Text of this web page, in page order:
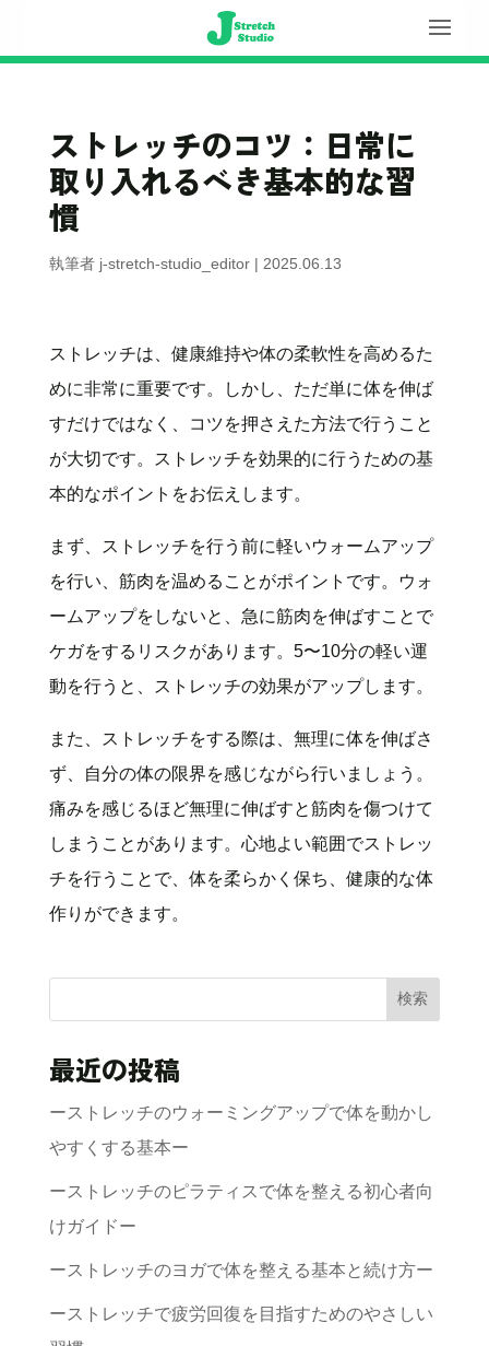
ストレッチのコツ：日常に
取り入れるべき基本的な習
慣
執筆者 j-stretch-studio_editor| 2025.06.13
ストレッチは、健康維持や体の柔軟性を高めるた
めに非常に重要です。しかし、ただ単に体を伸ば
すだけではなく、コツを押さえた方法で行うこと
が大切です。ストレッチを効果的に行うための基
本的なポイントをお伝えします。
まず、ストレッチを行う前に軽いウォームアップ
を行い、筋肉を温めることがポイントです。ウォ
ームアップをしないと、急に筋肉を伸ばすことで
ケガをするリスクがあります。5〜10分の軽い運
動を行うと、ストレッチの効果がアップします。
また、ストレッチをする際は、無理に体を伸ばさ
ず、自分の体の限界を感じながら行いましょう。
痛みを感じるほど無理に伸ばすと筋肉を傷つけて
しまうことがあります。心地よい範囲でストレッ
チを行うことで、体を柔らかく保ち、健康的な体
作りができます。
検索
最近の投稿
ーストレッチのウォーミングアップで体を動かし
やすくする基本ー
ーストレッチのピラティスで体を整える初心者向
けガイドー
ーストレッチのヨガで体を整える基本と続け方ー
ーストレッチで疲労回復を目指すためのやさしい